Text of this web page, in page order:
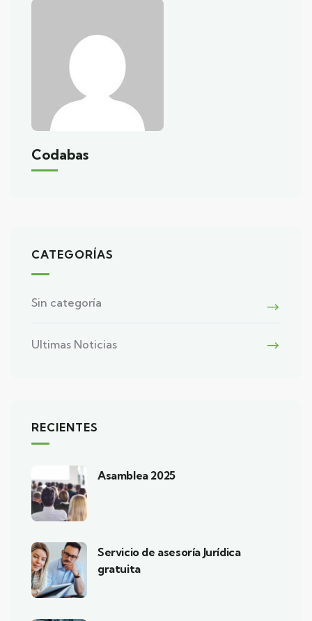
Codabas
CATEGORÍAS
Sin categoría
Ultimas Noticias
RECIENTES
Asamblea 2025
Servicio de asesoría Jurídica
gratuita